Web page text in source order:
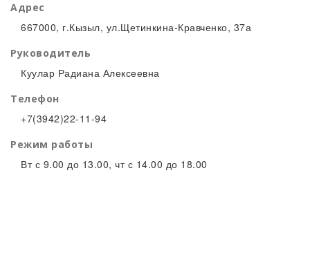
Адрес
667000, г.Кызыл, ул.Щетинкина-Кравченко, 37а
Руководитель
Куулар Радиана Алексеевна
Телефон
+7(3942)22-11-94
Режим работы
Вт с 9.00 до 13.00, чт с 14.00 до 18.00